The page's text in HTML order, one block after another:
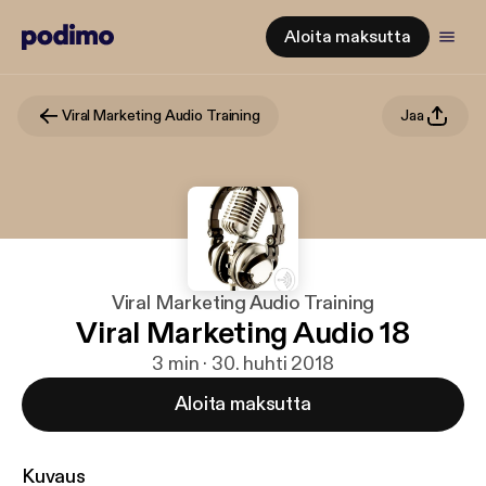
Aloita maksutta
Viral Marketing Audio Training Jaa
Viral Marketing Audio Training
Viral Marketing Audio 18
3 min · 30. huhti 2018
Aloita maksutta
Kuvaus